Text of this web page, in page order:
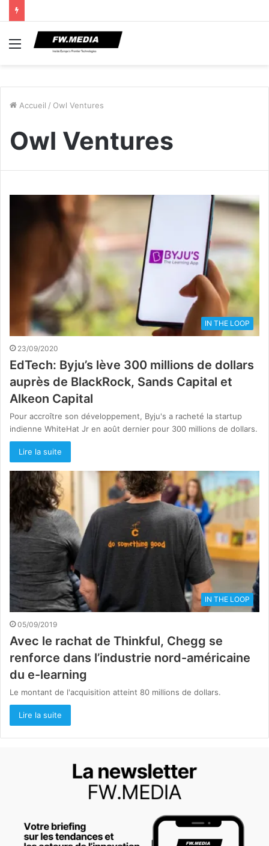
Menu
Accueil / Owl Ventures
Owl Ventures
IN THE LOOP
23/09/2020
EdTech: Byju’s lève 300 millions de dollars
auprès de BlackRock, Sands Capital et
Alkeon Capital
Pour accroître son développement, Byju's a racheté la startup
indienne WhiteHat Jr en août dernier pour 300 millions de dollars.
Lire la suite
IN THE LOOP
05/09/2019
Avec le rachat de Thinkful, Chegg se
renforce dans l’industrie nord-américaine
du e-learning
Le montant de l'acquisition atteint 80 millions de dollars.
Lire la suite